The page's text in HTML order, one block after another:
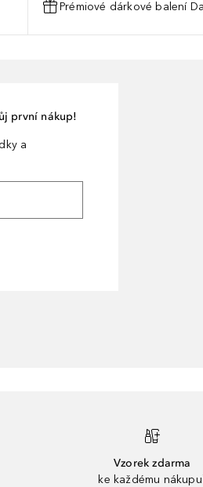
Prémiové dárkové balení
první nákup!
a
Vzorek zdarma
ke každému